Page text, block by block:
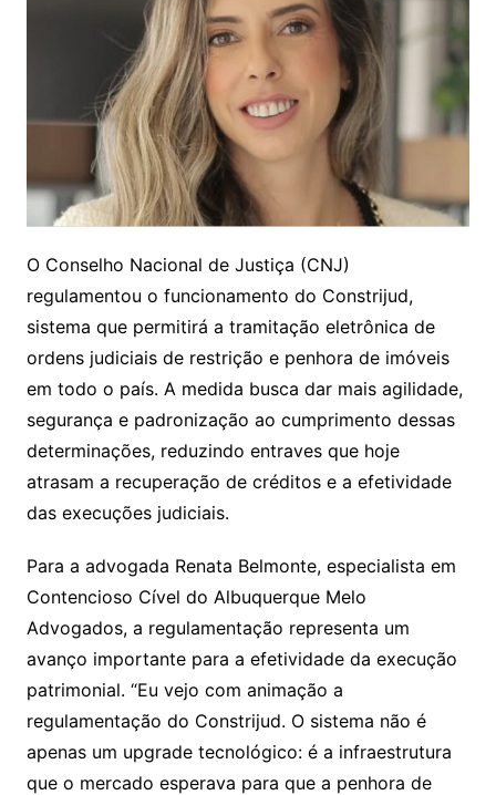
O Conselho Nacional de Justiça (CNJ)
regulamentou o funcionamento do Constrijud,
sistema que permitirá a tramitação eletrônica de
ordens judiciais de restrição e penhora de imóveis
em todo o país. A medida busca dar mais agilidade,
segurança e padronização ao cumprimento dessas
determinações, reduzindo entraves que hoje
atrasam a recuperação de créditos e a efetividade
das execuções judiciais.
Para a advogada Renata Belmonte, especialista em
Contencioso Cível do Albuquerque Melo
Advogados, a regulamentação representa um
avanço importante para a efetividade da execução
patrimonial. “Eu vejo com animação a
regulamentação do Constrijud. O sistema não é
apenas um upgrade tecnológico: é a infraestrutura
que o mercado esperava para que a penhora de